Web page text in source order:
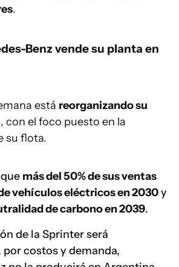
.
Benz vende su planta en
está reorganizando su
, con el foco puesto en la
su flota.
más del 50% de sus ventas
vehículos eléctricos en 2030y
de carbono en 2039.
de la Sprinter será
por costos y demanda,